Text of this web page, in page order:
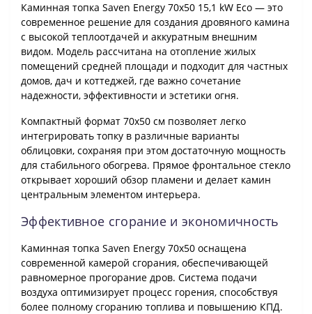
Каминная топка Saven Energy 70х50 15,1 kW Eco — это
современное решение для создания дровяного камина
с высокой теплоотдачей и аккуратным внешним
видом. Модель рассчитана на отопление жилых
помещений средней площади и подходит для частных
домов, дач и коттеджей, где важно сочетание
надежности, эффективности и эстетики огня.
Компактный формат 70х50 см позволяет легко
интегрировать топку в различные варианты
облицовки, сохраняя при этом достаточную мощность
для стабильного обогрева. Прямое фронтальное стекло
открывает хороший обзор пламени и делает камин
центральным элементом интерьера.
Эффективное сгорание и экономичность
Каминная топка Saven Energy 70х50 оснащена
современной камерой сгорания, обеспечивающей
равномерное прогорание дров. Система подачи
воздуха оптимизирует процесс горения, способствуя
более полному сгоранию топлива и повышению КПД.